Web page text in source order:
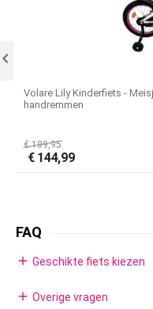
Volare Lily Kinderfiets -
handremmen
€189,95
€ 144,99
FAQ
add Geschikte fiets kiezen
add Overige vragen